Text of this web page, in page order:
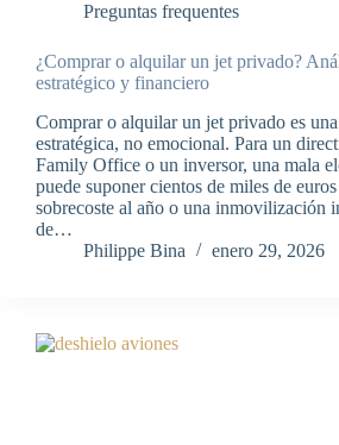
Preguntas frequentes
¿Comprar o alquilar un jet privado?
estratégico y financiero
Comprar o alquilar un jet privado es
estratégica, no emocional. Para un
Family Office o un inversor, una mala
puede suponer cientos de miles de
sobrecoste al año o una inmovilización
de…
Philippe Bina
enero 29, 2026